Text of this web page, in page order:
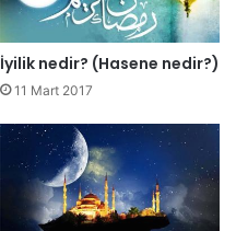
İyilik nedir? (Hasene nedir?)
11 Mart 2017